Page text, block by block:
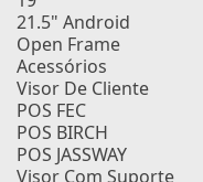
21.5" Android
Open Frame
Acessórios
Visor De Cliente
POS FEC
POS BIRCH
POS JASSWAY
Visor Com Suporte